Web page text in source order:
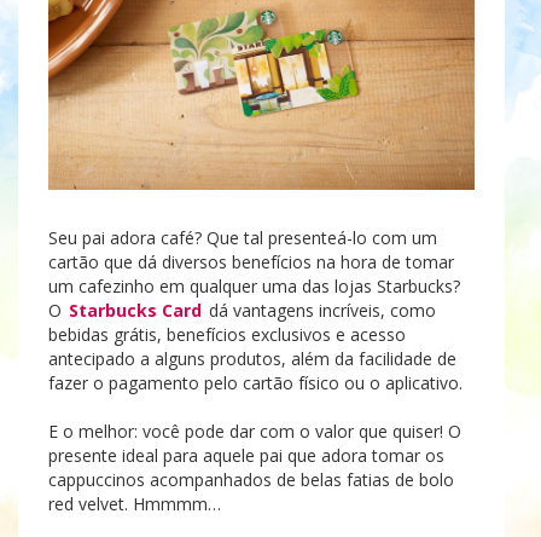
Seu pai adora café? Que tal presenteá-lo com um
cartão que dá diversos benefícios na hora de tomar
um cafezinho em qualquer uma das lojas Starbucks?
O Starbucks Card dá vantagens incríveis, como
bebidas grátis, benefícios exclusivos e acesso
antecipado a alguns produtos, além da facilidade de
fazer o pagamento pelo cartão físico ou o aplicativo.
E o melhor: você pode dar com o valor que quiser! O
presente ideal para aquele pai que adora tomar os
cappuccinos acompanhados de belas fatias de bolo
red velvet. Hmmmm…